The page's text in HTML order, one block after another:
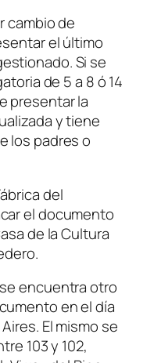
cambio de
el último
Si se
de 5 a 8 ó 14
presentar la
y tiene
los padres o
del
el documento
de la Cultura
encuentra otro
en el día
El mismo se
103 y 102,